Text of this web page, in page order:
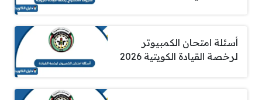
أسئلة امتحان الكمبيوتر
لرخصة القيادة الكويتية 2026